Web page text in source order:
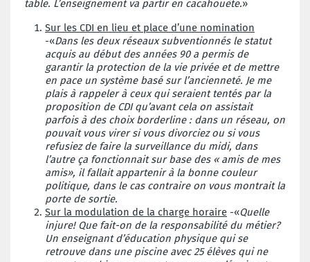
table. L’enseignement va partir en cacahouète.»
Sur les CDI en lieu et place d’une nomination
-«Dans les deux réseaux subventionnés le statut
acquis au début des années 90 a permis de
garantir la protection de la vie privée et de mettre
en pace un système basé sur l’ancienneté. Je me
plais à rappeler à ceux qui seraient tentés par la
proposition de CDI qu’avant cela on assistait
parfois à des choix borderline : dans un réseau, on
pouvait vous virer si vous divorciez ou si vous
refusiez de faire la surveillance du midi, dans
l’autre ça fonctionnait sur base des « amis de mes
amis», il fallait appartenir à la bonne couleur
politique, dans le cas contraire on vous montrait la
porte de sortie.
Sur la modulation de la charge horaire -«Quelle
injure! Que fait-on de la responsabilité du métier?
Un enseignant d’éducation physique qui se
retrouve dans une piscine avec 25 élèves qui ne